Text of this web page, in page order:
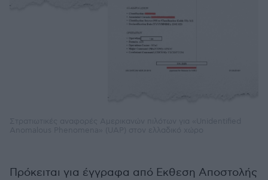
Πρόκειται για έγγραφα από Εκθεση Αποστολής